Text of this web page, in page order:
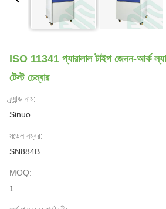
ISO 11341 প্যারালাল টাইপ জেনন-আর্ক
টেস্ট চেম্বার
ব্র্যান্ড নাম:
Sinuo
মডেল নম্বর:
SN884B
MOQ:
1